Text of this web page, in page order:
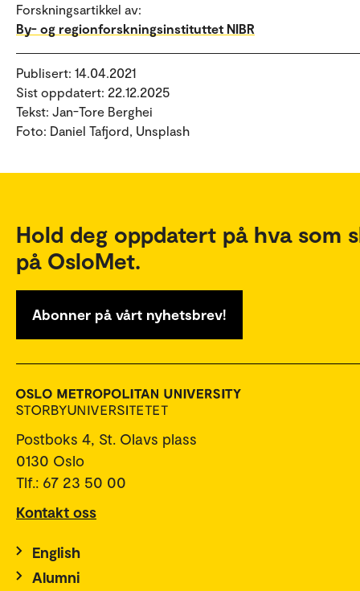
Forskningsartikkel av:
By- og regionforskningsinstituttet NIBR
Publisert: 14.04.2021
Sist oppdatert: 22.12.2025
Tekst: Jan-Tore Berghei
Foto: Daniel Tafjord, Unsplash
Hold deg oppdatert på hva som
på OsloMet.
Abonner på vårt nyhetsbrev!
Postboks 4, St. Olavs plass
0130 Oslo
Tlf.: 67 23 50 00
Kontakt oss
English
Alumni